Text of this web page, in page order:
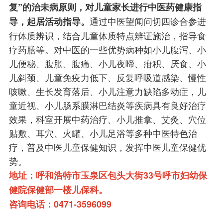
复”的治未病原则，对儿童家长进行中医药健康指
导，起居活动指导。 通过中医望闻问切四诊合参进
行体质辨识，结合儿童体质特点辨证施治，指导食
疗药膳等。对中医的一些优势病种如小儿腹泻、小
儿便秘、腹胀、腹痛、小儿夜啼、疳积、厌食、小
儿斜颈、儿童免疫力低下、反复呼吸道感染、慢性
咳嗽、生长发育落后、小儿注意力缺陷多动症，儿
童近视、小儿肠系膜淋巴结炎等疾病具有良好治疗
效果，科室开展中药治疗、小儿推拿、艾灸、穴位
贴敷、耳穴、火罐、小儿足浴等多种中医特色治
疗，普及中医儿童保健知识，发挥中医儿童保健优
势。
地址： 呼和浩特市玉泉区包头大街33号呼市妇幼保
健院保健部一楼儿保科。
咨询电话： 0471-3596099